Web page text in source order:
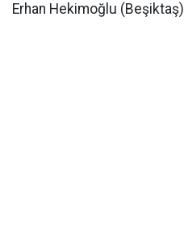
Erhan Hekimoğlu (Beşiktaş)